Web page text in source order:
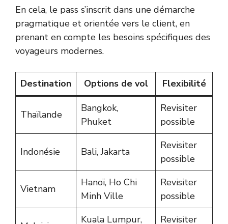
En cela, le pass s’inscrit dans une démarche
pragmatique et orientée vers le client, en
prenant en compte les besoins spécifiques des
voyageurs modernes.
Destination Options de vol Flexibilité
Thaïlande
Bangkok,
Phuket
Revisiter
possible
Indonésie Bali, Jakarta
Revisiter
possible
Vietnam
Hanoï, Ho Chi
Minh Ville
Revisiter
possible
Kuala Lumpur,
Revisiter